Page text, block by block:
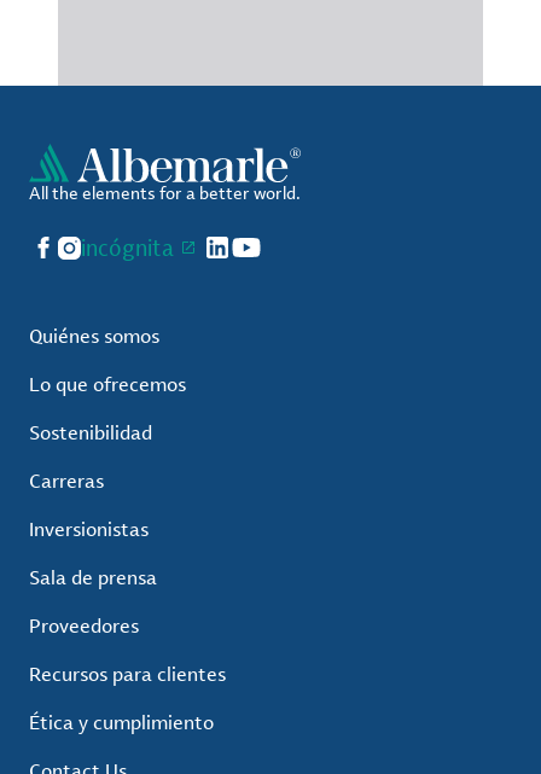
All the elements for a better world.
Facebook
Instagram
incógnita LinkedIn
YouTube
Quiénes somos
Lo que ofrecemos
Sostenibilidad
Carreras
Inversionistas
Sala de prensa
Proveedores
Recursos para clientes
Ética y cumplimiento